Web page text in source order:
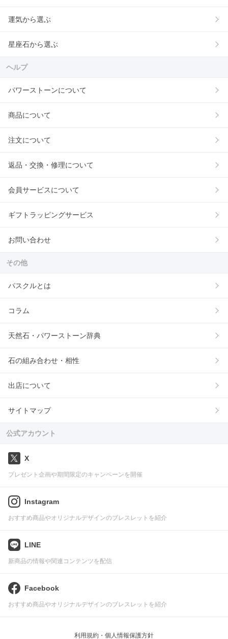
運気から選ぶ
星座石から選ぶ
ヘルプ
パワーストーンについて
商品について
注文について
返品・交換・修理について
会員サービスについて
ギフトラッピングサービス
お問い合わせ
その他
パスクルとは
コラム
天然石・パワーストーン辞典
石の組み合わせ・相性
出店について
サイトマップ
公式アカウント
X
プレゼント企画や期間限定のキャンペーンを開催
Instagram
おすすめ商品やオリジナルデザインのブレスレットを紹介
LINE
新商品の情報や関連コンテンツを配信
Facebook
おすすめ商品やオリジナルデザインのブレスレットを紹介
利用規約・個人情報保護方針